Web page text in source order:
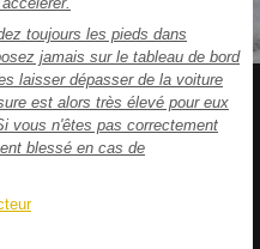
toujours les pieds dans
jamais sur le tableau de bord
laisser dépasser de la voiture
est alors très élevé pour eux
vous n'êtes pas correctement
blessé en cas de